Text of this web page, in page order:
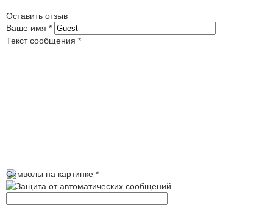
Оставить отзыв
Ваше имя *
Текст сообщения *
Символы на картинке *